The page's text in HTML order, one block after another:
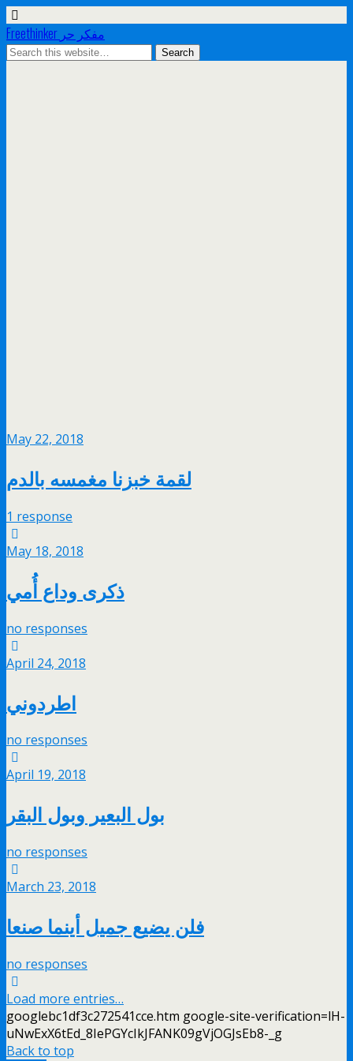
Freethinker مفكر حر
May 22, 2018
لقمة خبزنا مغمسه بالدم
1 response
May 18, 2018
ذكرى وداع أُمي
no responses
April 24, 2018
اطردوني
no responses
April 19, 2018
بول البعير وبول البقر
no responses
March 23, 2018
فلن يضيع جميل أينما صنعا
no responses
Load more entries…
googlebc1df3c272541cce.htm google-site-verification=lH-
uNwExX6tEd_8IePGYcIkJFANK09gVjOGJsEb8-_g
Back to top